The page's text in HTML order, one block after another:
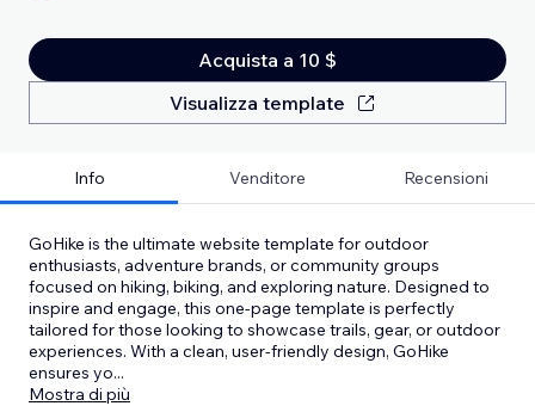
Acquista a 10 $
Visualizza template
Info Venditore Recensioni
GoHike is the ultimate website template for outdoor
enthusiasts, adventure brands, or community groups
focused on hiking, biking, and exploring nature. Designed to
inspire and engage, this one-page template is perfectly
tailored for those looking to showcase trails, gear, or outdoor
experiences. With a clean, user-friendly design, GoHike
ensures yo...
Mostra di più